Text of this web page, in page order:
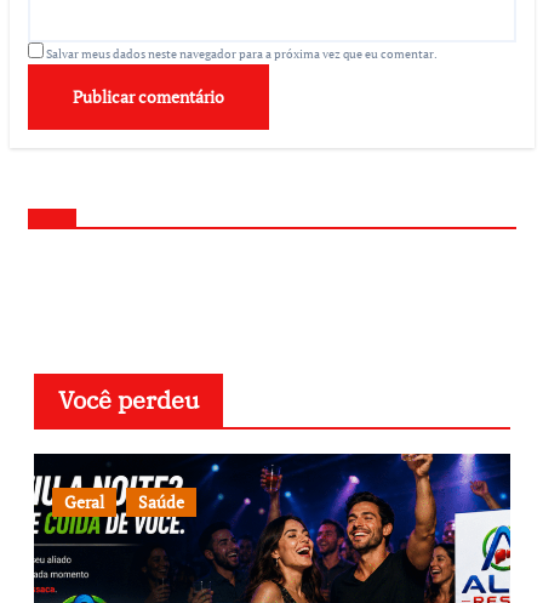
Salvar meus dados neste navegador para a próxima vez que eu comentar.
Você perdeu
Geral Saúde